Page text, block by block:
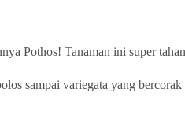
Pothos! Tanaman ini super
sampai variegata yang